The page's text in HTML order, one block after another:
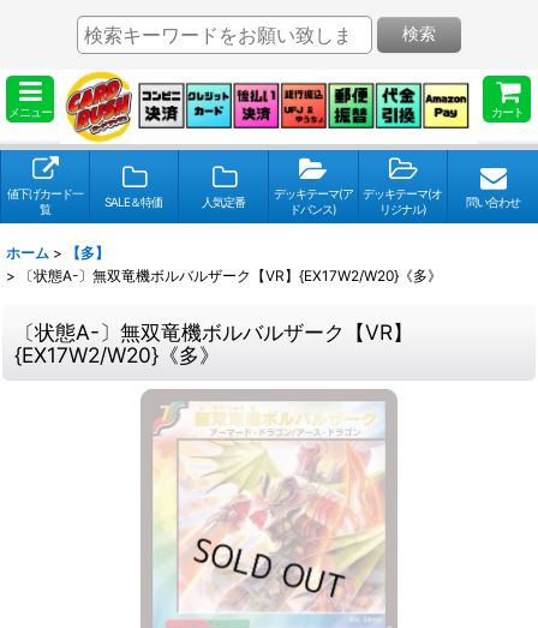
メニュー カート
検索
値下げカード一
覧
SALE＆特価 人気定番
デッキテーマ(ア
ドバンス)
デッキテーマ(オ
リジナル)
問い合わせ
ホーム >
【多】
>
〔状態A-〕無双竜機ボルバルザーク【VR】{EX17W2/W20}《多》
〔状態A-〕無双竜機ボルバルザーク【VR】
{EX17W2/W20}《多》